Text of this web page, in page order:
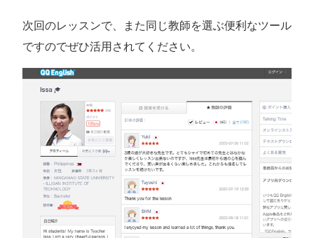
次回のレッスンで、また同じ教師を選ぶ便利なツール
ですのでぜひ活用されてください。